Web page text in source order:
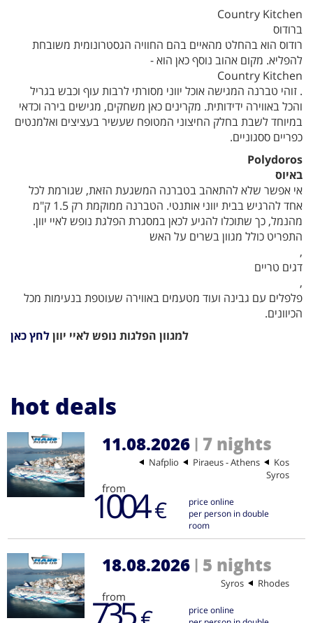
Country Kitchen
ברודוס
רודוס הוא בהחלט מהאיים בהם החוויה הגסטרונומית משובחת
להפליא. מקום אהוב נוסף כאן הוא -
Country Kitchen
. זוהי טברנה המגישה אוכל יווני מסורתי לרבות עוף וכבש בגריל
והכל באווירה ידידותית. מקרינים כאן משחקים, מגישים בירה וכדאי
במיוחד לשבת בחלק החיצוני המטופח שעשיר בעציצים ואלמנטים
כפריים ססגוניים.
Polydoros
באיוס
אי אפשר שלא להתאהב בטברנה המשגעת הזאת, שגורמת לכל
אחד להרגיש בבית יווני אותנטי. הטברנה ממוקמת רק 1.5 ק"מ
מהנמל, כך שתוכלו להגיע לכאן במסגרת הפלגת נופש לאיי יוון.
התפריט כולל מגוון בשרים על האש
,
דגים טריים
,
פלפלים עם גבינה ועוד מטעמים באווירה שעוטפת בנעימות מכל
הכיוונים.
למגוון הפלגות נופש לאיי יווןלחץ כאן
hot deals
11.08.2026 | 7 nights
Kos
Piraeus - Athens
Nafplio
Syros
from
1004€
price online
per person in double
room
18.08.2026 | 5 nights
Rhodes
Syros
from
735
price online